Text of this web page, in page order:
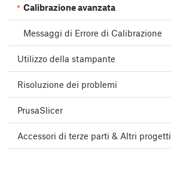
Calibrazione avanzata
Messaggi di Errore di Calibrazione
Utilizzo della stampante
Risoluzione dei problemi
PrusaSlicer
Accessori di terze parti & Altri progetti